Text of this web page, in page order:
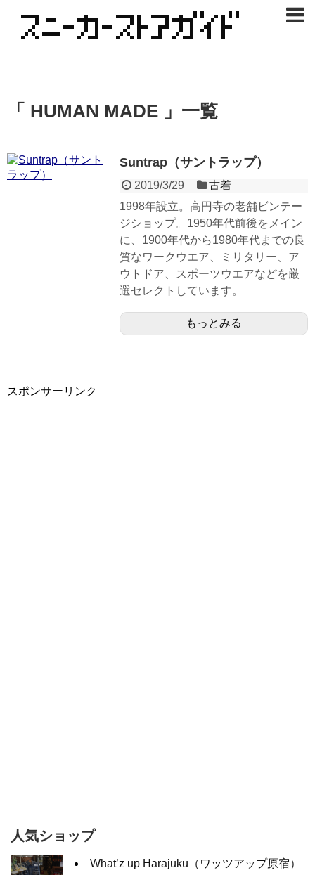
「 HUMAN MADE 」一覧
Suntrap（サントラップ）
2019/3/29
古着
1998年設立。高円寺の老舗ビンテー
ジショップ。1950年代前後をメイン
に、1900年代から1980年代までの良
質なワークウエア、ミリタリー、ア
ウトドア、スポーツウエアなどを厳
選セレクトしています。
もっとみる
スポンサーリンク
人気ショップ
What’z up Harajuku（ワッツアップ原宿）